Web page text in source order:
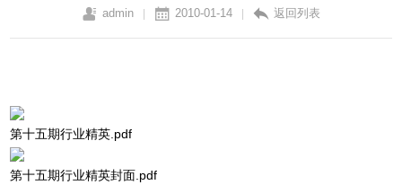
admin | 2010-01-14 | 返回列表
第十五期行业精英.pdf
第十五期行业精英封面.pdf